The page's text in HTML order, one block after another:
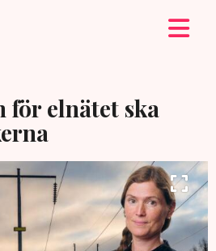
för elnätet ska